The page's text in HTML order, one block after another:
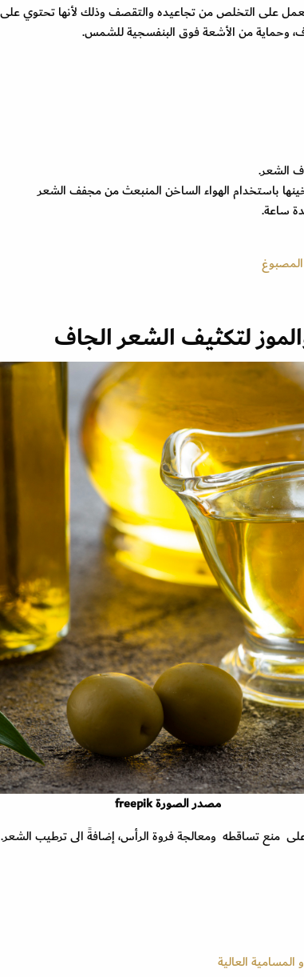
وحماية من الأشعة فوق البنفسجية للشمس.
الشعر.
باستخدام الهواء الساخن المنبعث من مجفف الشعر
ساعة.
لتكثيف الشعر الجاف
مصدر الصورة freepik
منع تساقطه ومعالجة فروة الرأس، إضافةً الى ترطيب الشعر.
العالية